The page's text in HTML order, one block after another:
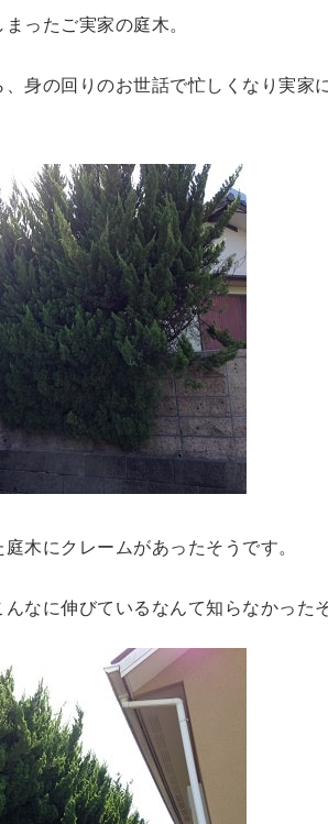
ったご実家の庭木。
身の回りのお世話で忙しくなり実家
木にクレームがあったそうです。
なに伸びているなんて知らなかった